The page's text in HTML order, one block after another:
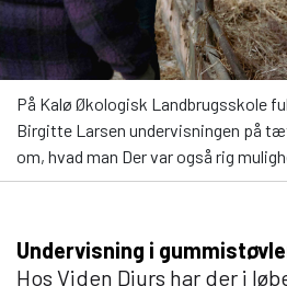
På Kalø Økologisk Landbrugsskole
Birgitte Larsen undervisningen på
om, hvad man Der var også rig
Undervisning i
Hos Viden Djurs har der i